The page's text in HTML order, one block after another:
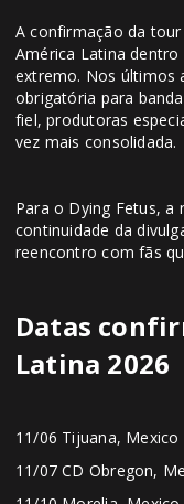
A confirmação da
América Latina
extremo. Nos últimos
obrigatória para
fiel, produtoras
vez mais consolidada.
Para o Dying Fetus, a
continuidade da
reencontro com fãs
Datas
Latina 2026
11/06 Tijuana,
11/07 CD Obregon,